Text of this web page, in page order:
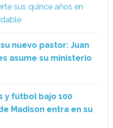
sus quince años en
nuevo pastor: Juan
asume su ministerio
y fútbol bajo 100
Madison entra en su